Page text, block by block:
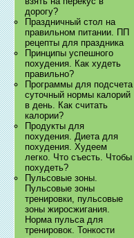
дорогу?
Праздничный стол на
правильном питании. ПП
рецепты для праздника
Принципы успешного
похудения. Как худеть
правильно?
Программы для подсчета
суточный нормы калорий
в день. Как считать
калории?
Продукты для
похудения. Диета для
похудения. Худеем
легко. Что съесть. Чтобы
похудеть?
Пульсовые зоны.
Пульсовые зоны
тренировки, пульсовые
зоны жиросжигания.
Норма пульса для
тренировок. Тонкости